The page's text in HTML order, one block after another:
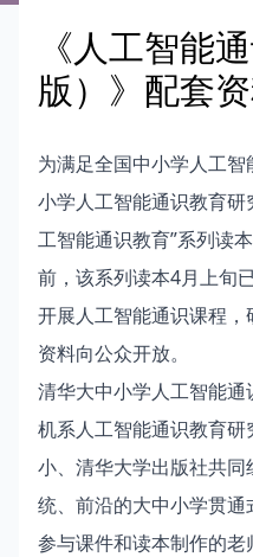
《人工智能
版）》配套
为满足全国中小学人工
小学人工智能通识教育研
工智能通识教育”系列读
前，该系列读本4月上旬
开展人工智能通识课程
资料向公众开放。
清华大中小学人工智能
机系人工智能通识教育
小、清华大学出版社共
统、前沿的大中小学贯通
参与课件和读本制作的